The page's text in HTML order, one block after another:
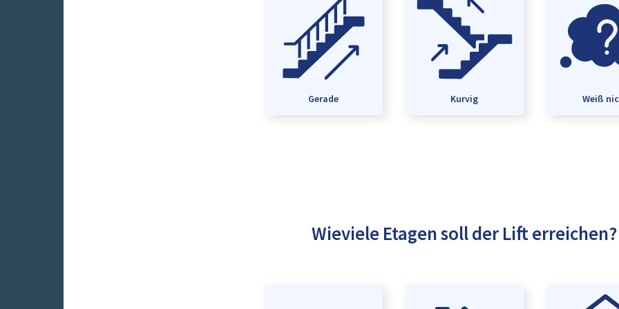
Gerade Kurvig Weiß
Wieviele Etagen soll der Lift erreichen?